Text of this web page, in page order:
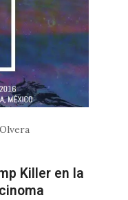
Killer en la